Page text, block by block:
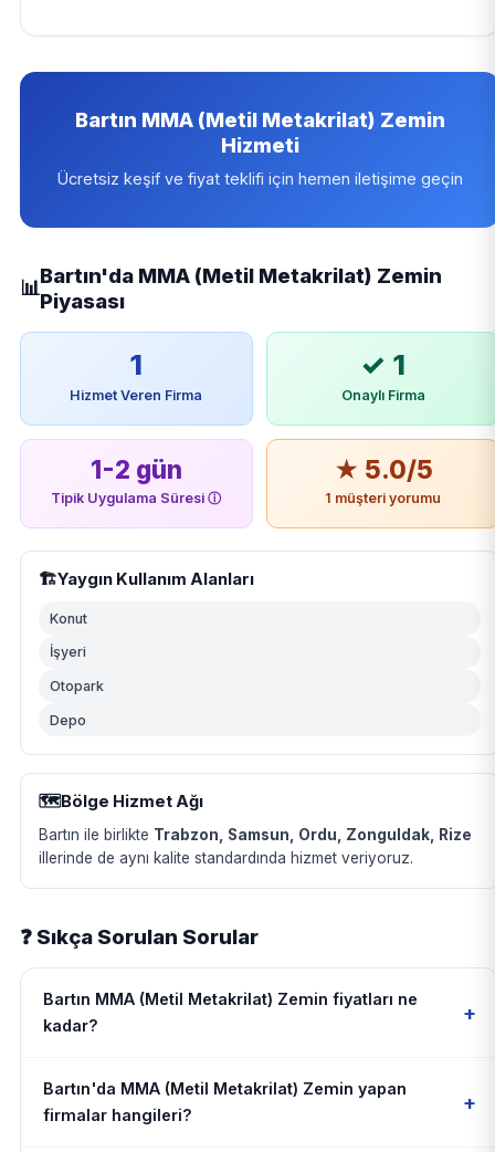
Bartın MMA (Metil Metakrilat) Zemin
Hizmeti
Ücretsiz keşif ve fiyat teklifi için hemen iletişime geçin
📊
Bartın'da MMA (Metil Metakrilat) Zemin
Piyasası
1
Hizmet Veren Firma
✓ 1
Onaylı Firma
1-2 gün
Tipik Uygulama Süresiⓘ
★ 5.0/5
1 müşteri yorumu
🏗️Yaygın Kullanım Alanları
Konut
İşyeri
Otopark
Depo
🗺️Bölge Hizmet Ağı
Bartın ile birlikte Trabzon, Samsun, Ordu, Zonguldak, Rize
illerinde de aynı kalite standardında hizmet veriyoruz.
❓ Sıkça Sorulan Sorular
Bartın MMA (Metil Metakrilat) Zemin fiyatları ne
kadar?
+
Bartın'da MMA (Metil Metakrilat) Zemin yapan
firmalar hangileri?
+